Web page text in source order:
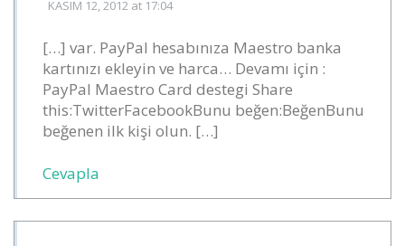
KASIM 12, 2012 at 17:04
[…] var. PayPal hesabınıza Maestro banka
kartınızı ekleyin ve harca… Devamı için :
PayPal Maestro Card destegi Share
this:TwitterFacebookBunu beğen:BeğenBunu
beğenen ilk kişi olun. […]
Cevapla